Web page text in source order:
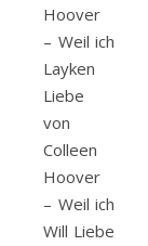
Hoover
– Weil ich
Layken
Liebe
von
Colleen
Hoover
– Weil ich
Will Liebe